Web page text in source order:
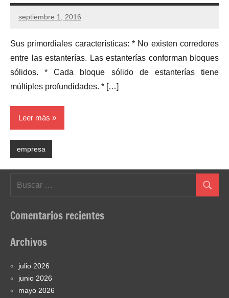
septiembre 1, 2016
Sus primordiales características: * No existen corredores
entre las estanterías. Las estanterías conforman bloques
sólidos. * Cada bloque sólido de estanterías tiene
múltiples profundidades. * […]
Leer más
empresa
Buscar
Comentarios recientes
Archivos
julio 2026
junio 2026
mayo 2026